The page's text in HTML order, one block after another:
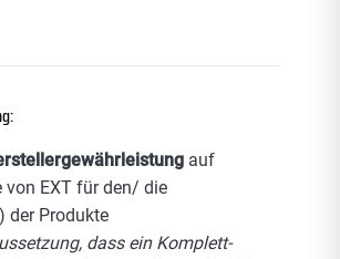
auf
von EXT für den/ die
der Produkte
dass ein Komplett-